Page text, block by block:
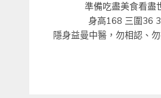
準備吃盡美食看盡
身高168 三圍36
隱身益曼中醫，勿相認、